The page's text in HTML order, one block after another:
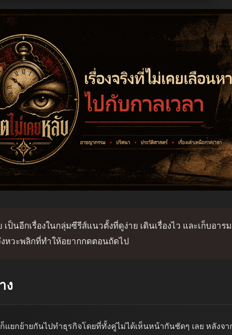
เป็นอีกเรื่องในกลุ่มซีรีส์แนวตั้งที่ดูง่าย เดินเรื่องไว และเก็บอา
หวะพลิกที่ทำให้อยากกดตอนถัดไป
ง
แยกย้ายกันไปทำธุรกิจโดยที่ทั้งคู่ไม่ได้เห็นหน้ากันชัดๆ เลย หลังจ